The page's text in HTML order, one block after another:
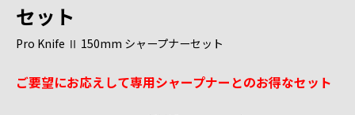
セット
Pro Knife Ⅱ 150mm シャープナーセット
ご要望にお応えして専用シャープナーとのお得なセット